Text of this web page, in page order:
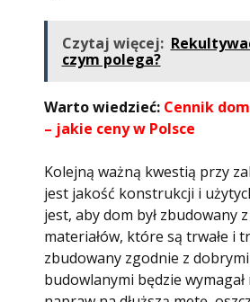
Czytaj więcej:
czym polega?
Warto wiedzieć: Cennik
– jakie ceny w Polsce
Kolejną ważną kwestią przy
jest jakość konstrukcji i
jest, aby dom był zbudowany
materiałów, które są trwałe i
zbudowany zgodnie z
budowlanymi będzie